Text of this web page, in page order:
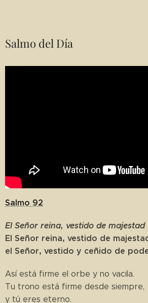
Salmo del Día
Salmo 92
El Señor reina, vestido de majestad
El Señor reina, vestido de
el Señor, vestido y ceñido de
Así está firme el orbe y no vacila.
Tu trono está firme desde siempre,
y tú eres eterno.